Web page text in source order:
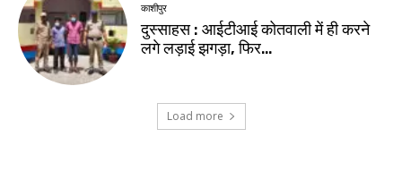
काशीपुर
दुस्साहस : आईटीआई कोतवाली में ही करने
लगे लड़ाई झगड़ा, फिर…
Load more